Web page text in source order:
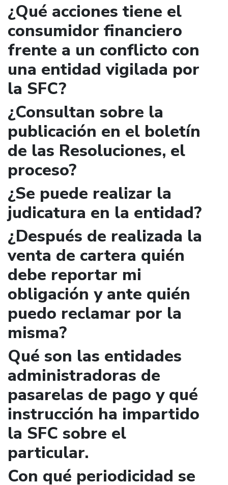
¿Qué acciones tiene el
consumidor financiero
frente a un conflicto con
una entidad vigilada por
la SFC?
¿Consultan sobre la
publicación en el boletín
de las Resoluciones, el
proceso?
¿Se puede realizar la
judicatura en la entidad?
¿Después de realizada la
venta de cartera quién
debe reportar mi
obligación y ante quién
puedo reclamar por la
misma?
Qué son las entidades
administradoras de
pasarelas de pago y qué
instrucción ha impartido
la SFC sobre el
particular.
Con qué periodicidad se